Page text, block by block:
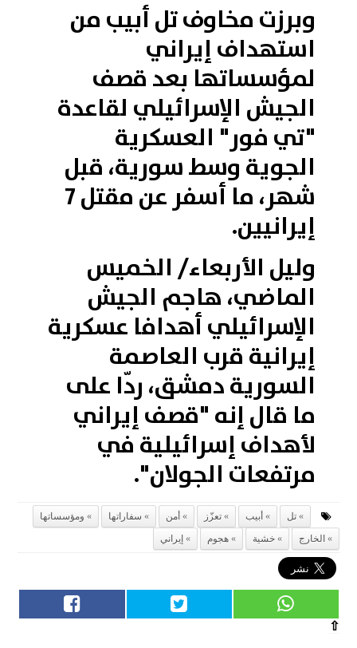
وبرزت مخاوف تل أبيب من
استهداف إيراني
لمؤسساتها بعد قصف
الجيش الإسرائيلي لقاعدة
"تي فور" العسكرية
الجوية وسط سورية، قبل
شهر، ما أسفر عن مقتل 7
إيرانيين.
وليل الأربعاء/ الخميس
الماضي، هاجم الجيش
الإسرائيلي أهدافا عسكرية
إيرانية قرب العاصمة
السورية دمشق، ردّا على
ما قال إنه "قصف إيراني
لأهداف إسرائيلية في
مرتفعات الجولان".
تل أبيب تعزّز أمن سفاراتها
ومؤسساتها
الخارج
خشية هجوم إيراني
⇧